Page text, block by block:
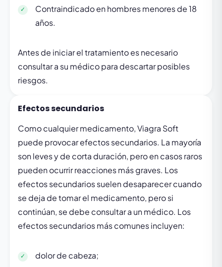
Contraindicado en hombres menores de 18
años.
Antes de iniciar el tratamiento es necesario
consultar a su médico para descartar posibles
riesgos.
Efectos secundarios
Como cualquier medicamento, Viagra Soft
puede provocar efectos secundarios. La mayoría
son leves y de corta duración, pero en casos raros
pueden ocurrir reacciones más graves. Los
efectos secundarios suelen desaparecer cuando
se deja de tomar el medicamento, pero si
continúan, se debe consultar a un médico. Los
efectos secundarios más comunes incluyen:
dolor de cabeza;